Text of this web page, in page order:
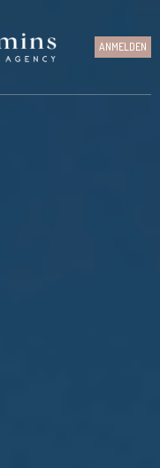
ANMELDEN